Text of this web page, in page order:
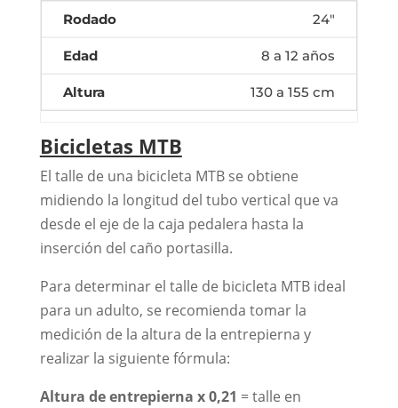
24"
8 a 12 años
130 a 155 cm
Bicicletas MTB
El talle de una bicicleta MTB se obtiene
midiendo la longitud del tubo vertical que va
desde el eje de la caja pedalera hasta la
inserción del caño portasilla.
Para determinar el talle de bicicleta MTB ideal
para un adulto, se recomienda tomar la
medición de la altura de la entrepierna y
realizar la siguiente fórmula:
Altura de entrepierna x 0,21 = talle en